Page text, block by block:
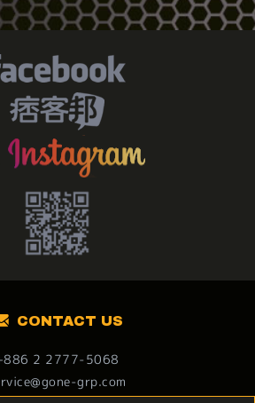
CONTACT US
2 2777-5068
grp.com